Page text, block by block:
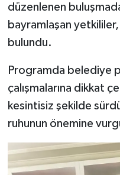
düzenlenen
bayramlaşan yetkililer,
bulundu.
Programda belediye
çalışmalarına dikkat
kesintisiz şekilde
ruhunun önemine